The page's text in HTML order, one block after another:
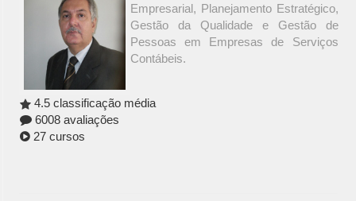
Empresarial, Planejamento Estratégico,
Gestão da Qualidade e Gestão de
Pessoas em Empresas de Serviços
Contábeis.
4.5 classificação média
6008 avaliações
27 cursos